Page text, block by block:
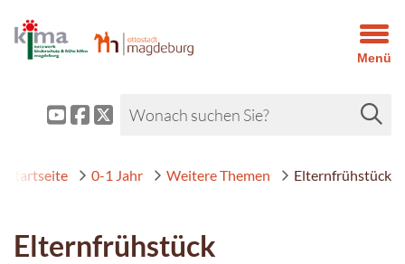
Menü
Startseite 0-1 Jahr Weitere Themen Elternfrühstück
Elternfrühstück